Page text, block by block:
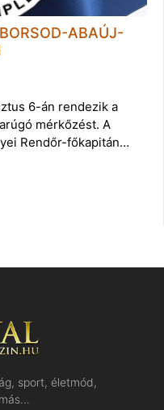
ABAÚJ-
6-án rendezik a
mérkőzést. A
Rendőr-főkapitán…
sport, életmód,